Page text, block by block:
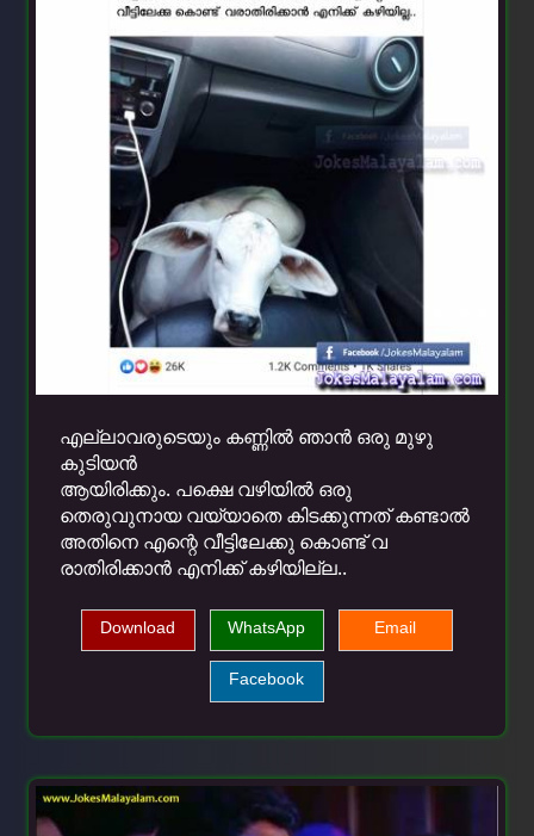
എല്ലാവരുടെയും കണ്ണില്‍ ഞാന്‍ ഒരു മുഴു
കുടിയന്‍
ആയിരിക്കും. പക്ഷെ വഴിയിൽ ഒരു
തെരുവുനായ വയ്യാതെ കിടക്കുന്നത് കണ്ടാൽ
അതിനെ എന്റെ വീട്ടിലേക്കു കൊണ്ട് വ
രാതിരിക്കാന്‍ എനിക്ക് കഴിയില്ല..
Download WhatsApp Email
Facebook